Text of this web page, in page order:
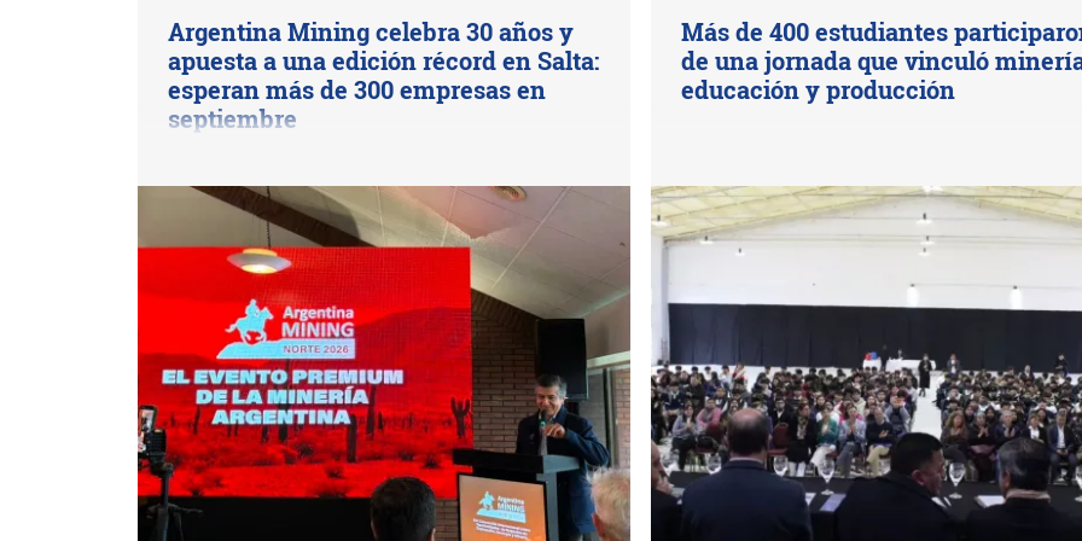
Argentina Mining celebra 30 años y
apuesta a una edición récord en Salta:
esperan más de 300 empresas en
septiembre
Más de 400 estudiantes
de una jornada que vinculó
educación y producción